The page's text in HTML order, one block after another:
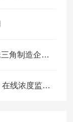
直读光谱仪金属分析广东代理，助力珠三角制造企业材料质控升级
【03工艺过程监控】之湿法刻蚀控制：在线浓度监测与终点检测系统